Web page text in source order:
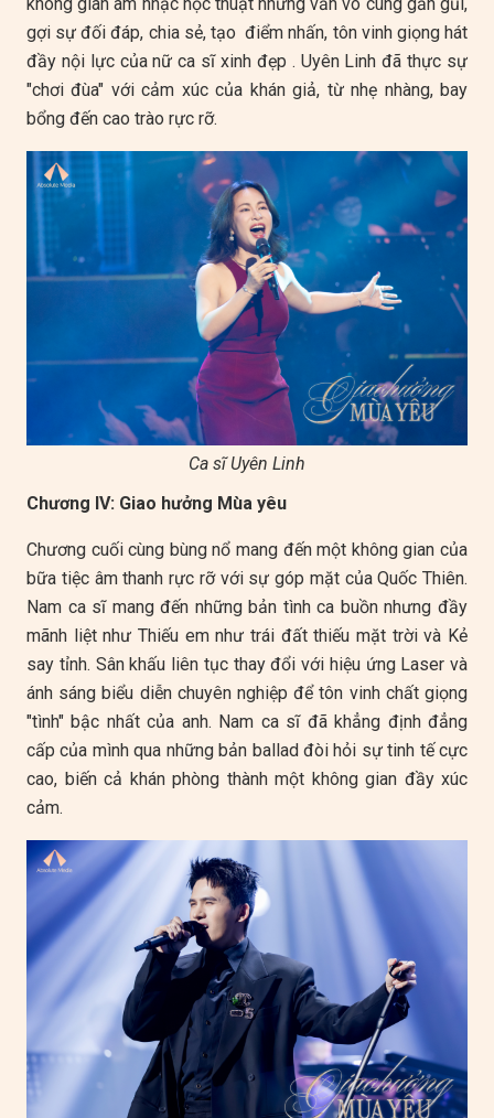
gợi sự đối đáp, chia sẻ, tạo điểm nhấn, tôn vinh giọng hát
đầy nội lực của nữ ca sĩ xinh đẹp . Uyên Linh đã thực sự
"chơi đùa" với cảm xúc của khán giả, từ nhẹ nhàng, bay
bổng đến cao trào rực rỡ.
Ca sĩ Uyên Linh
Chương IV: Giao hưởng Mùa yêu
Chương cuối cùng bùng nổ mang đến một không gian của
bữa tiệc âm thanh rực rỡ với sự góp mặt của Quốc Thiên.
Nam ca sĩ mang đến những bản tình ca buồn nhưng đầy
mãnh liệt như Thiếu em như trái đất thiếu mặt trời và Kẻ
say tỉnh. Sân khấu liên tục thay đổi với hiệu ứng Laser và
ánh sáng biểu diễn chuyên nghiệp để tôn vinh chất giọng
"tình" bậc nhất của anh. Nam ca sĩ đã khẳng định đẳng
cấp của mình qua những bản ballad đòi hỏi sự tinh tế cực
cao, biến cả khán phòng thành một không gian đầy xúc
cảm.